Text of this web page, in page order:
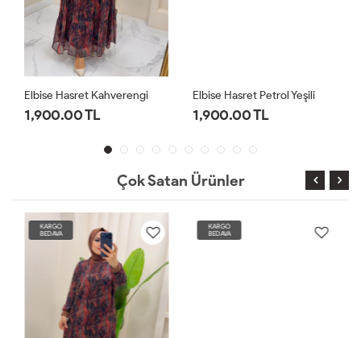
Elbise Hasret Kahverengi
1,900.00 TL
Elbise Hasret Petrol Yeşili
1,900.00 TL
Çok Satan Ürünler
KARGO
BEDAVA
KARGO
BEDAVA